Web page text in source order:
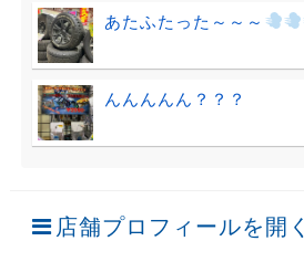
あたふたった～～～
んんんんん？？？
店舗プロフィールを開く